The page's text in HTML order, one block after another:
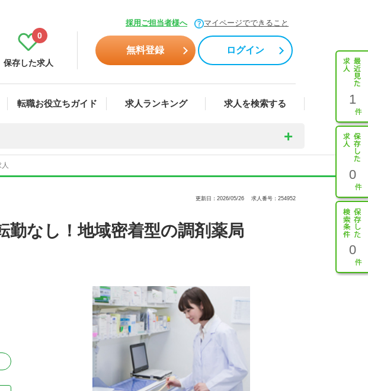
採用ご担当者様へ マイページでできること
保存した求人
0
無料登録 ログイン
転職お役立ちガイド 求人ランキング 求人を検索する 1
0
0
更新日：2026/05/26 求人番号：254952
勤なし！地域密着型の調剤薬局